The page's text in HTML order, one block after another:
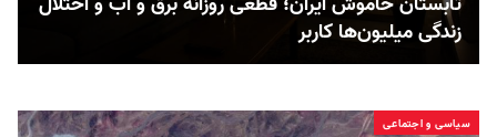
زندگی میلیون‌ها کاربر
سیاسی و اجتماعی